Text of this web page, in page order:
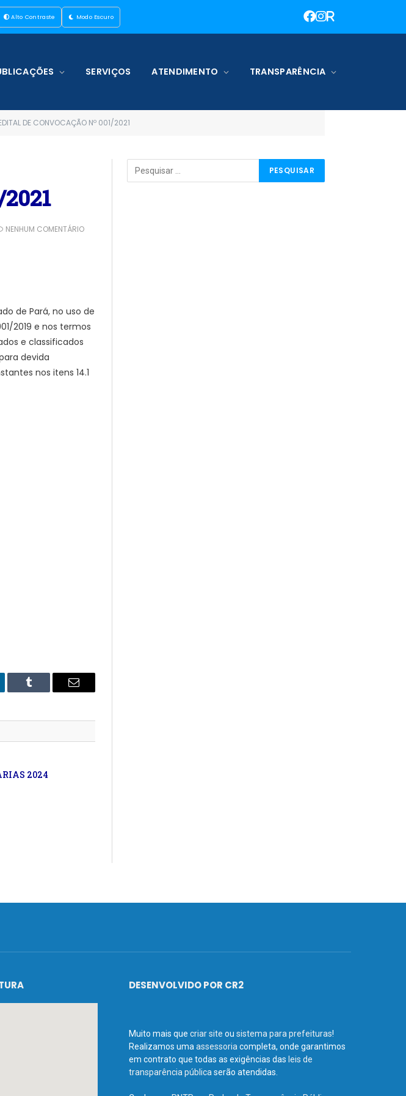
Alto Contraste Modo Escuro
SERVIÇOS ATENDIMENTO TRANSPARÊNCIA
DE CONVOCAÇÃO Nº 001/2021
NENHUM COMENTÁRIO
de Pará, no uso de
2019 e nos termos
e classificados
devida
nos itens 14.1
Tumblr
E-
2024
DESENVOLVIDO POR CR2
Muito mais que criar site ou sistema para prefeituras!
Realizamos umaassessoriacompleta, onde garantimos
em contrato que todas as exigências das leis de
transparência públicaserão atendidas.